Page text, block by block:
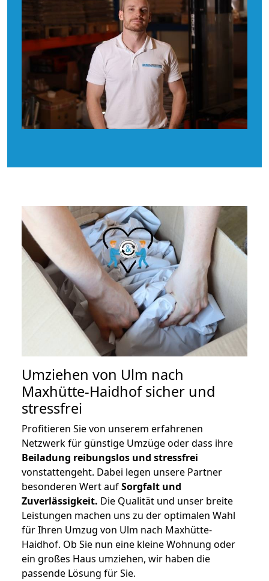
Umziehen von Ulm nach
Maxhütte-Haidhofsicher und
stressfrei
Profitieren Sie von unserem erfahrenen
Netzwerk für günstige Umzüge oder dass ihre
Beiladung reibungslos und stressfrei
vonstattengeht. Dabei legen unsere Partner
besonderen Wert aufSorgfalt und
Zuverlässigkeit. Die Qualität und unser breite
Leistungen machen uns zu der optimalen Wahl
für Ihren Umzug von Ulm nach Maxhütte-
Haidhof. Ob Sie nun eine kleine Wohnung oder
ein großes Haus umziehen, wir haben die
passende Lösung für Sie.